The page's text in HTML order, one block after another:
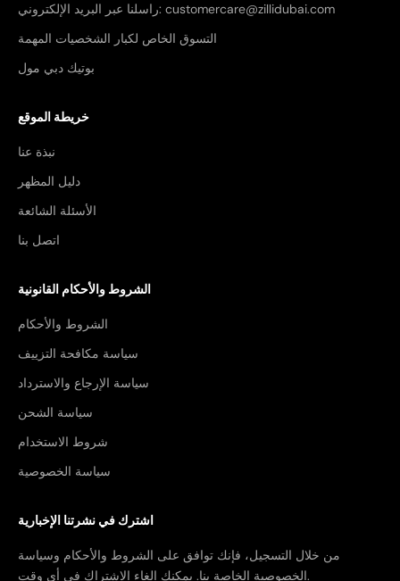
راسلنا عبر البريد الإلكتروني: customercare@zillidubai.com
التسوق الخاص لكبار الشخصيات المهمة
بوتيك دبي مول
خريطة الموقع
نبذة عنا
دليل المظهر
الأسئلة الشائعة
اتصل بنا
الشروط والأحكام القانونية
الشروط والأحكام
سياسة مكافحة التزييف
سياسة الإرجاع والاسترداد
سياسة الشحن
شروط الاستخدام
سياسة الخصوصية
اشترك في نشرتنا الإخبارية
من خلال التسجيل، فإنك توافق على الشروط والأحكام وسياسة
الخصوصية الخاصة بنا. يمكنك إلغاء الاشتراك في أي وقت.